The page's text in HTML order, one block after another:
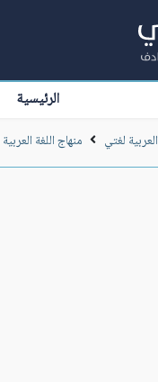
الرئيسية
العربية لغتي منهاج اللغة